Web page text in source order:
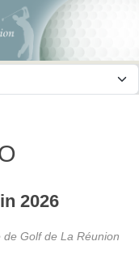
2026
Golf de La Réunion